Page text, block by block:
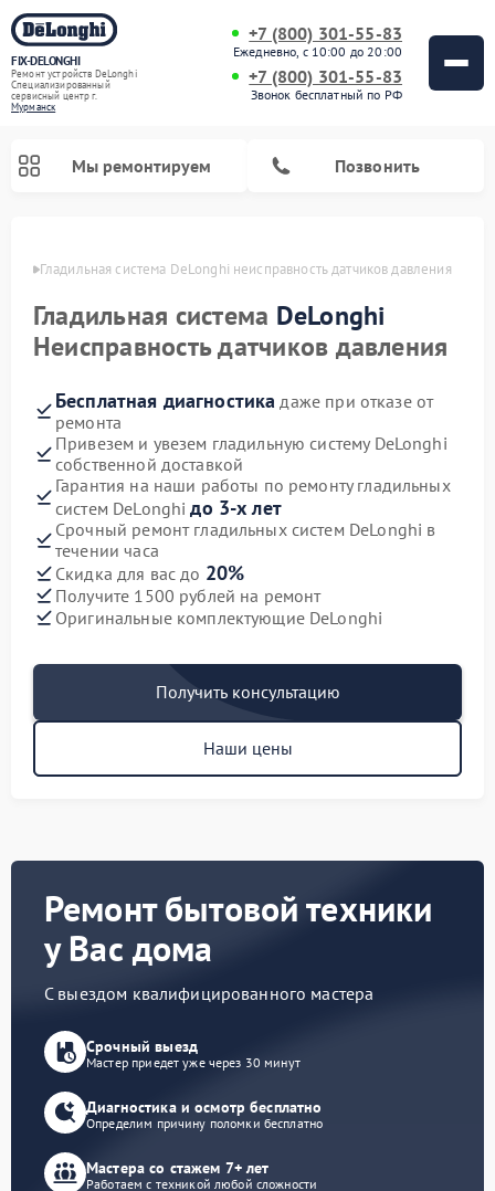
FIX-DELONGHI
Ремонт устройств DeLonghi
Специализированный
cервисный центр г.
Мурманск
+7 (800) 301-55-83
Ежедневно, с 10:00 до 20:00
+7 (800) 301-55-83
Звонок бесплатный по РФ
Мы ремонтируем Позвонить
Гладильная система DeLonghi неисправность датчиков давления
Гладильная система DeLonghi
Неисправность датчиков давления
Бесплатная диагностика даже при отказе от
ремонта
Привезем и увезем гладильную систему DeLonghi
собственной доставкой
Гарантия на наши работы по ремонту гладильных
систем DeLonghiдо 3-х лет
Срочный ремонт гладильных систем DeLonghi в
течении часа
Скидка для вас до 20%
Получите 1500 рублей на ремонт
Оригинальные комплектующие DeLonghi
Получить консультацию
Наши цены
Ремонт бытовой техники
у Вас дома
С выездом квалифицированного мастера
Срочный выезд
Мастер приедет уже через 30 минут
Диагностика и осмотр бесплатно
Определим причину поломки бесплатно
Мастера со стажем 7+ лет
Работаем с техникой любой сложности